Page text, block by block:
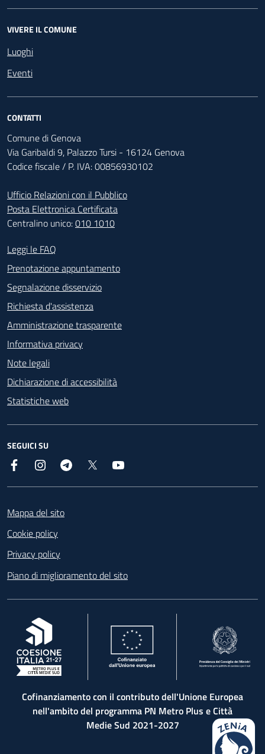
VIVERE IL COMUNE
Luoghi
Eventi
CONTATTI
Comune di Genova
Via Garibaldi 9, Palazzo Tursi - 16124 Genova
Codice fiscale / P. IVA: 00856930102
Ufficio Relazioni con il Pubblico
Posta Elettronica Certificata
Centralino unico:010 1010
Footer - Contatti
Leggi le FAQ
Prenotazione appuntamento
Segnalazione disservizio
Richiesta d'assistenza
Amministrazione trasparente
Informativa privacy
Note legali
Dichiarazione di accessibilità
Statistiche web
SEGUICI SU
Facebook InstagramTelegram
Mappa del sito
Cookie policy
Privacy policy
Piano di miglioramento del sito
, apre in una nuova scheda
Cofinanziamento con il contributo dell'Unione Europea
nell'ambito del programma PN Metro Plus e Città
Medie Sud 2021-2027